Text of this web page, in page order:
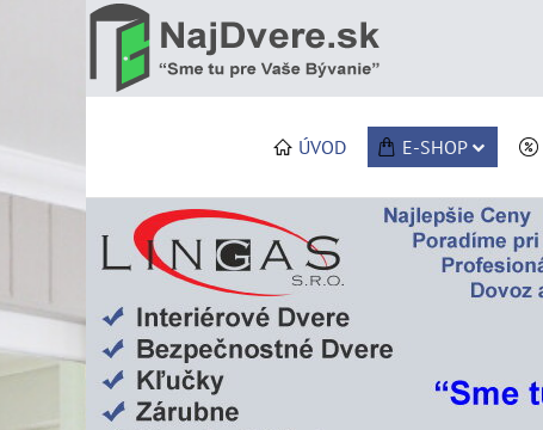
ÚVOD E-SHOP